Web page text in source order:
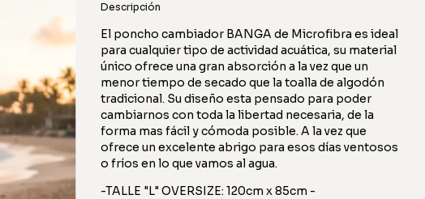
Descripción
El poncho cambiador BANGA de Microfibra es ideal
para cualquier tipo de actividad acuática, su material
único ofrece una gran absorción a la vez que un
menor tiempo de secado que la toalla de algodón
tradicional. Su diseño esta pensado para poder
cambiarnos con toda la libertad necesaria, de la
forma mas fácil y cómoda posible. A la vez que
ofrece un excelente abrigo para esos días ventosos
o fríos en lo que vamos al agua.
-TALLE "L" OVERSIZE: 120cm x 85cm -